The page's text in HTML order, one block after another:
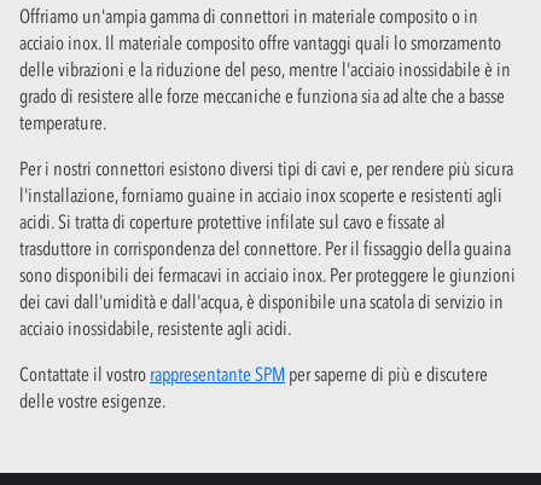
Offriamo un'ampia gamma di connettori in materiale composito o in
acciaio inox. Il materiale composito offre vantaggi quali lo smorzamento
delle vibrazioni e la riduzione del peso, mentre l'acciaio inossidabile è in
grado di resistere alle forze meccaniche e funziona sia ad alte che a basse
temperature.
Per i nostri connettori esistono diversi tipi di cavi e, per rendere più sicura
l'installazione, forniamo guaine in acciaio inox scoperte e resistenti agli
acidi. Si tratta di coperture protettive infilate sul cavo e fissate al
trasduttore in corrispondenza del connettore. Per il fissaggio della guaina
sono disponibili dei fermacavi in acciaio inox. Per proteggere le giunzioni
dei cavi dall'umidità e dall'acqua, è disponibile una scatola di servizio in
acciaio inossidabile, resistente agli acidi.
Contattate il vostro rappresentante SPM per saperne di più e discutere
delle vostre esigenze.